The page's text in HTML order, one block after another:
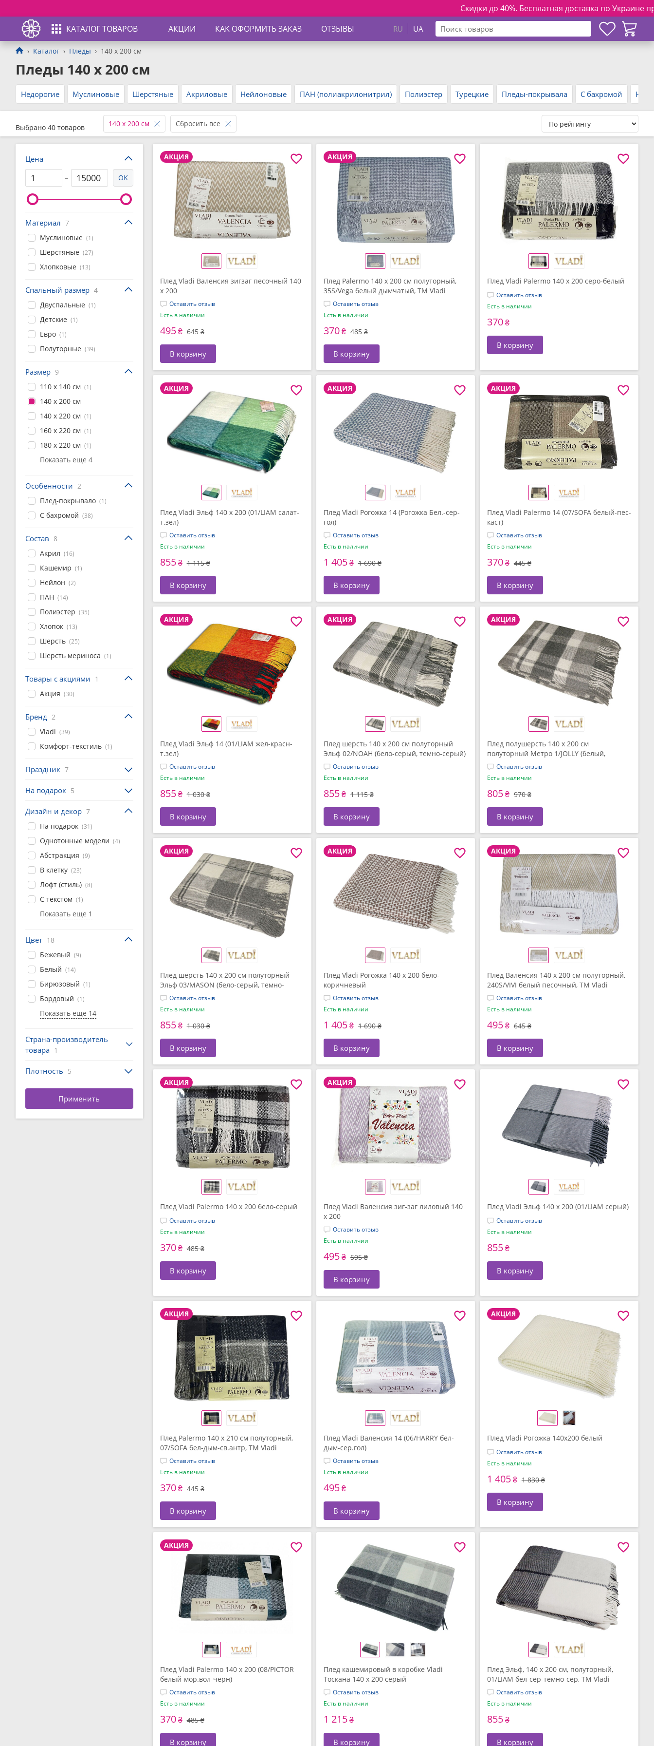
Скидки до 40%. Бесплатная доставка по Украине при заказе
КАТАЛОГ ТОВАРОВ
АКЦИИ КАК ОФОРМИТЬ ЗАКАЗ ОТЗЫВЫ RU UA
Каталог Пледы 140 x 200 см
Пледы 140 x 200 см
Недорогие Муслиновые Шерстяные Акриловые Нейлоновые ПАН (полиакрилонитрил) Полиэстер Турецкие Пледы-покрывала С бахромой На
Выбрано 40 товаров 140 x 200 см Сбросить все
АКЦИЯ
Плед Vladi Валенсия зигзаг песочный 140
x 200
Оставить отзыв
Есть в наличии
495₴ 645 ₴
В корзину
АКЦИЯ
Плед Palermo 140 x 200 см полуторный,
35S/Vega белый дымчатый, ТМ Vladi
Оставить отзыв
Есть в наличии
370₴ 485 ₴
В корзину
Плед Vladi Palermo 140 x 200 серо-белый
Оставить отзыв
Есть в наличии
370₴
В корзину
АКЦИЯ
Плед Vladi Эльф 140 x 200 (01/LIAM салат-
т.зел)
Оставить отзыв
Есть в наличии
855₴ 1 115 ₴
В корзину
АКЦИЯ
Плед Vladi Рогожка 14 (Рогожка Бел.-сер-
гол)
Оставить отзыв
Есть в наличии
1 405₴ 1 690 ₴
В корзину
АКЦИЯ
Плед Vladi Palermo 14 (07/SOFA белый-пес-
каст)
Оставить отзыв
Есть в наличии
370₴ 445 ₴
В корзину
АКЦИЯ
Плед Vladi Эльф 14 (01/LIAM жел-красн-
т.зел)
Оставить отзыв
Есть в наличии
855₴ 1 030 ₴
В корзину
АКЦИЯ
Плед шерсть 140 x 200 см полуторный
Эльф 02/NOAH (бело-серый, темно-серый)
ТМ Vladi
Оставить отзыв
Есть в наличии
855₴ 1 115 ₴
В корзину
АКЦИЯ
Плед полушерсть 140 x 200 см
полуторный Метро 1/JOLLY (белый,
дымчатый, темно-серый) ТМ Vladi
Оставить отзыв
Есть в наличии
805₴ 970 ₴
В корзину
АКЦИЯ
Плед шерсть 140 x 200 см полуторный
Эльф 03/MASON (бело-серый, темно-
серый) ТМ Vladi
Оставить отзыв
Есть в наличии
855₴ 1 030 ₴
В корзину
АКЦИЯ
Плед Vladi Рогожка 140 x 200 бело-
коричневый
Оставить отзыв
Есть в наличии
1 405₴ 1 690 ₴
В корзину
АКЦИЯ
Плед Валенсия 140 x 200 см полуторный,
240S/VIVI белый песочный, ТМ Vladi
Оставить отзыв
Есть в наличии
495₴ 645 ₴
В корзину
АКЦИЯ
Плед Vladi Palermo 140 x 200 бело-серый
Оставить отзыв
Есть в наличии
370₴ 485 ₴
В корзину
АКЦИЯ
Плед Vladi Валенсия зиг-заг лиловый 140
x 200
Оставить отзыв
Есть в наличии
495₴ 595 ₴
В корзину
Плед Vladi Эльф 140 x 200 (01/LIAM серый)
Оставить отзыв
Есть в наличии
855₴
В корзину
АКЦИЯ
Плед Palermo 140 x 210 см полуторный,
07/SOFA бел-дым-св.антр, ТМ Vladi
Оставить отзыв
Есть в наличии
370₴ 445 ₴
В корзину
Плед Vladi Валенсия 14 (06/HARRY бел-
дым-сер.гол)
Оставить отзыв
Есть в наличии
495₴
В корзину
АКЦИЯ
Плед Vladi Рогожка 140х200 белый
Оставить отзыв
Есть в наличии
1 405₴ 1 830 ₴
В корзину
АКЦИЯ
Плед Vladi Palermo 140 x 200 (08/PICTOR
белый-мор.вол-черн)
Оставить отзыв
Есть в наличии
370₴ 485 ₴
В корзину
Плед кашемировый в коробке Vladi
Тоскана 140 x 200 серый
Оставить отзыв
Есть в наличии
1 215₴
В корзину
Плед Эльф, 140 x 200 см, полуторный,
01/LIAM бел-сер-темно-сер, ТМ Vladi
Оставить отзыв
Есть в наличии
855₴
В корзину
Цена
–
OK
Материал 7
Муслиновые (1)
Шерстяные (27)
Хлопковые (13)
Спальный размер 4
Двуспальные (1)
Детские (1)
Евро (1)
Полуторные (39)
Размер 9
110 x 140 см (1)
140 x 200 см
140 x 220 см (1)
160 x 220 см (1)
180 x 220 см (1)
Показать еще 4
Особенности 2
Плед-покрывало (1)
С бахромой (38)
Состав 8
Акрил (16)
Кашемир (1)
Нейлон (2)
ПАН (14)
Полиэстер (35)
Хлопок (13)
Шерсть (25)
Шерсть мериноса (1)
Товары с акциями 1
Акция (30)
Бренд 2
Vladi (39)
Комфорт-текстиль (1)
Праздник 7
На подарок 5
Дизайн и декор 7
На подарок (31)
Однотонные модели (4)
Абстракция (9)
В клетку (23)
Лофт (стиль) (8)
С текстом (1)
Показать еще 1
Цвет 18
Бежевый (9)
Белый (14)
Бирюзовый (1)
Бордовый (1)
Показать еще 14
Страна-производитель
товара 1
Плотность 5